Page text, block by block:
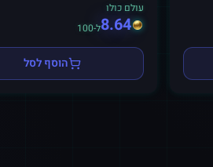
עולם כולו
8.64ל-100
הוסף לסל